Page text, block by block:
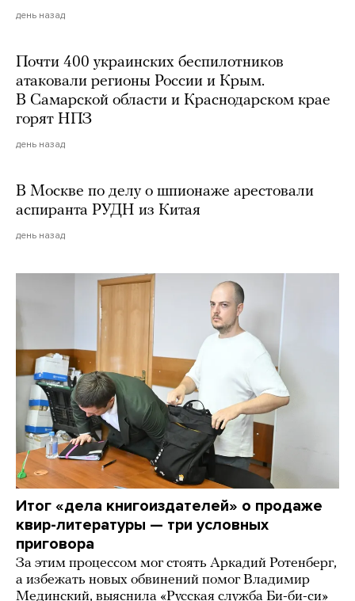
день назад
Почти 400 украинских беспилотников
атаковали регионы России и Крым.
В Самарской области и Краснодарском крае
горят НПЗ
день назад
В Москве по делу о шпионаже арестовали
аспиранта РУДН из Китая
день назад
Итог «дела книгоиздателей» о продаже
квир-литературы — три условных
приговора
За этим процессом мог стоять Аркадий Ротенберг,
а избежать новых обвинений помог Владимир
Мединский, выяснила «Русская служба Би-би-си»